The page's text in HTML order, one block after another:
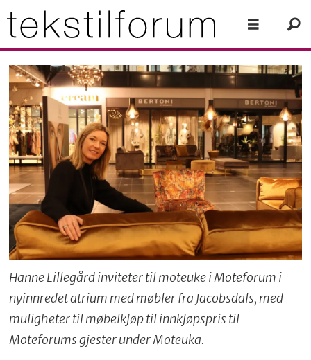
Hanne Lillegård inviteter til moteuke i Moteforum i
nyinnredet atrium med møbler fra Jacobsdals, med
muligheter til møbelkjøp til innkjøpspris til
Moteforums gjester under Moteuka.